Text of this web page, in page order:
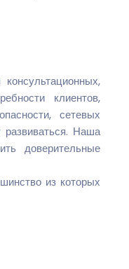
клиентов,
сетевых
Наша
доверительные
из которых